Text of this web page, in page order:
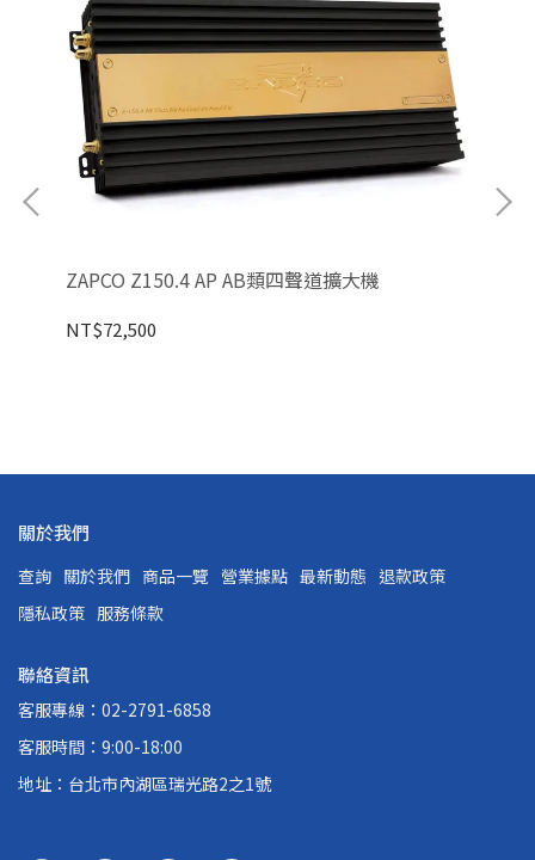
ZAPCO Z150.4 AP AB類四聲道擴大機
NT$72,500
關於我們
查詢 關於我們 商品一覽 營業據點 最新動態 退款政策
隱私政策 服務條款
聯絡資訊
客服專線：02-2791-6858
客服時間：9:00-18:00
地址：台北市內湖區瑞光路2之1號